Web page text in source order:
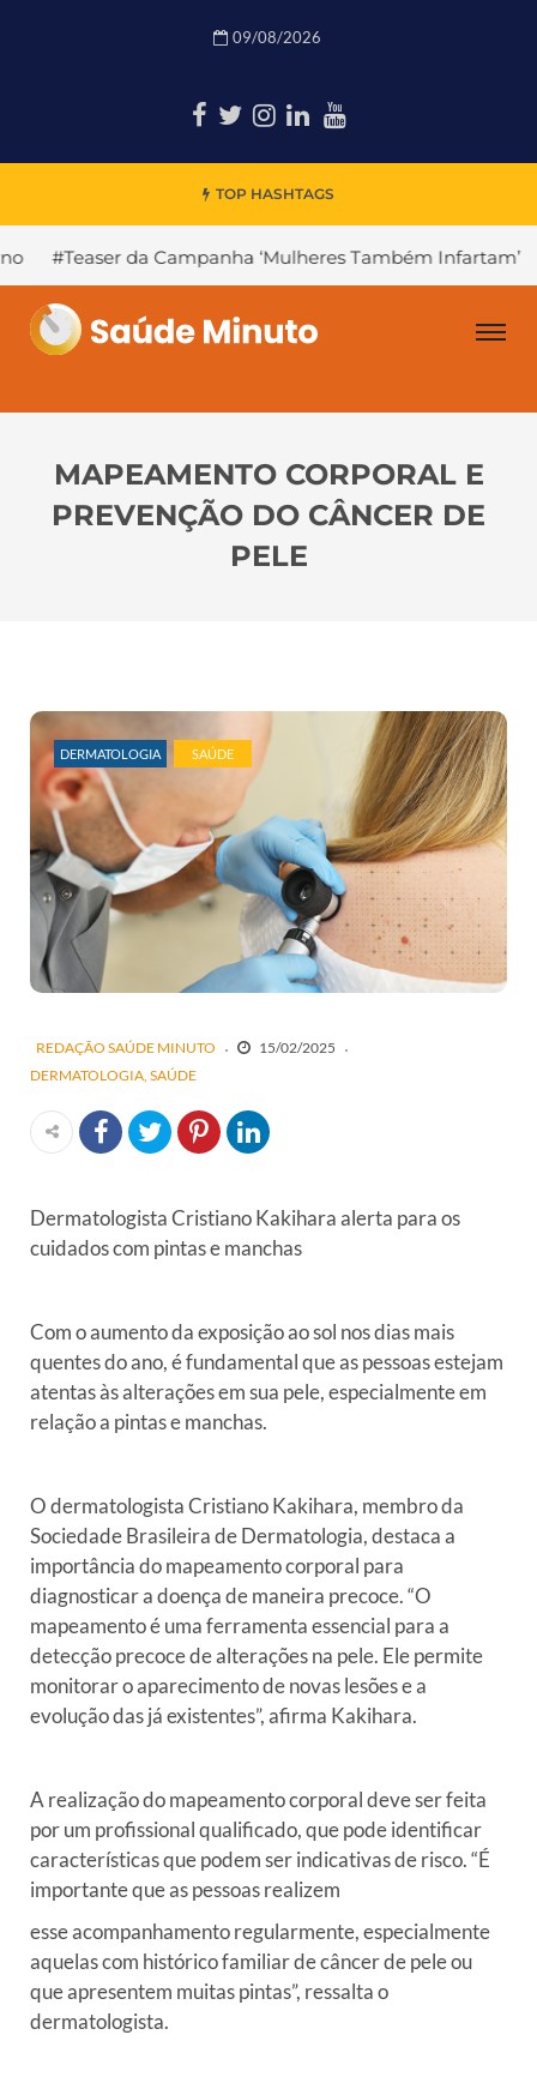
09/08/2026
TOP HASHTAGS
Campanha ‘Mulheres Também Infartam’ #Declínio
MAPEAMENTO CORPORAL E
PREVENÇÃO DO CÂNCER DE
PELE
DERMATOLOGIA SAÚDE
REDAÇÃO SAÚDE MINUTO
15/02/2025
DERMATOLOGIA SAÚDE
Dermatologista Cristiano Kakihara alerta para os
cuidadoscom pintas e manchas
Com o aumento da exposição ao sol nos dias mais
quentes do ano, éfundamental que as pessoas estejam
atentas às alterações em sua pele,especialmente em
relação a pintas e manchas.
O dermatologista Cristiano Kakihara, membro da
Sociedade Brasileira deDermatologia, destaca a
importância do mapeamento corporal para
diagnosticar a doença de maneira precoce. “O
mapeamento é umaferramenta essencial para a
detecção precoce de alterações na pele. Ele permite
monitorar o aparecimento de novas lesões e a
evolução dasjá existentes”, afirma Kakihara.
A realização do mapeamento corporal deve ser feita
por um profissional qualificado, que pode identificar
características quepodem ser indicativas de risco. “É
importante que as pessoas realizem
esse acompanhamento regularmente, especialmente
aquelas com históricofamiliar de câncer de pele ou
que apresentem muitas pintas”, ressaltao
dermatologista.